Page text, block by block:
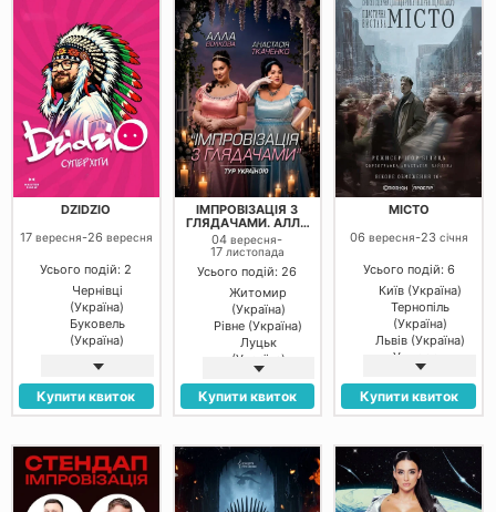
Білгород-
Дністровський
(Україна)
Ізмаїл
(Україна)
Житомир
(Україна)
Городок
(Україна)
Хорошів
(Україна)
Дніпро
(Україна)
Кривий Ріг
(Україна)
Кропивницький
(Україна)
Миколаїв
(Україна)
Черкаси
(Україна)
Полтава
(Україна)
Чернівці
Вінниця
(Україна)
Житомир
(Україна)
Львів (Україна)
DZIDZIO
17 вересня-26 вересня
Усього подій: 2
Чернівці
(Україна)
Буковель
(Україна)
Купити квиток
ІМПРОВІЗАЦІЯ З
ГЛЯДАЧАМИ. АЛЛА
ВОЛКОВА ТА
АНАСТАСІЯ
ТКАЧЕНКО
04вересня-
17 листопада
Усього подій: 26
Житомир
(Україна)
Рівне (Україна)
Луцьк
(Україна)
Кременчук
(Україна)
Полтава
(Україна)
Харків
(Україна)
Дніпро
Купити квиток
МІСТО
06 вересня-23 січня
Усього подій: 6
Київ (Україна)
Тернопіль
(Україна)
Львів (Україна)
Ужгород
(Україна)
Хмельницький
(Україна)
Купити квиток